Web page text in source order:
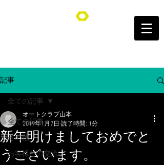
オートクラブ山本/Auto Club YAMAMOTO
記事
全ての記事
その他
お客様との交流
全ての記事
新年明けましておめでと
うございます。
オートクラブ山本
2019年1月7日 読了時間: 1分